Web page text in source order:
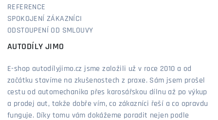
REFERENCE
SPOKOJENÍ ZÁKAZNÍCI
ODSTOUPENÍ OD SMLOUVY
AUTODÍLY JIMO
E-shop autodílyjimo.cz jsme založili už v roce 2010 a od
začátku stavíme na zkušenostech z praxe. Sám jsem prošel
cestu od automechanika přes karosářskou dílnu až po výkup
a prodej aut, takže dobře vím, co zákazníci řeší a co opravdu
funguje. Díky tomu vám dokážeme poradit nejen podle